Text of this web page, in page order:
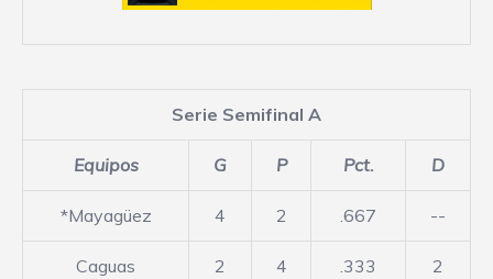
Serie Semifinal A
Equipos G P Pct. D
*Mayagüez 4 2 .667 --
Caguas 2 4 .333 2